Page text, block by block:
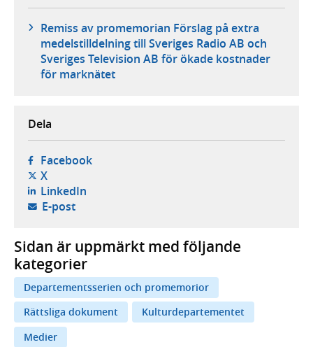
Remiss av promemorian Förslag på extra
medelstilldelning till Sveriges Radio AB och
Sveriges Television AB för ökade kostnader
för marknätet
Dela
Facebook- öppnas i ny flik, extern webbplats,
X- öppnas i ny flik, extern webbplats,
LinkedIn- öppnas i ny flik, extern webbplats,
E-post- öppnar din e-postklient,
Sidan är uppmärkt med följande
kategorier
Departementsserien och promemorior
Rättsliga dokument
Kulturdepartementet
Medier